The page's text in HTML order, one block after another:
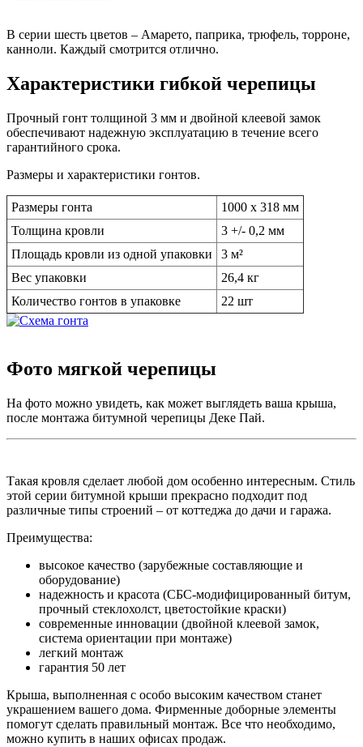
В серии шесть цветов – Амарето, паприка, трюфель, торроне,
канноли. Каждый смотрится отлично.
Характеристики гибкой черепицы
Прочный гонт толщиной 3 мм и двойной клеевой замок
обеспечивают надежную эксплуатацию в течение всего
гарантийного срока.
Размеры и характеристики гонтов.
Размеры гонта
1000 х 318 мм
Толщина кровли
3 +/- 0,2 мм
Площадь кровли из одной упаковки
3 м²
Вес упаковки
26,4 кг
Количество гонтов в упаковке
22 шт
Фото мягкой черепицы
На фото можно увидеть, как может выглядеть ваша крыша,
после монтажа битумной черепицы Деке Пай.
Такая кровля сделает любой дом особенно интересным. Стиль
этой серии битумной крыши прекрасно подходит под
различные типы строений – от коттеджа до дачи и гаража.
Преимущества:
высокое качество (зарубежные составляющие и
оборудование)
надежность и красота (СБС-модифицированный битум,
прочный стеклохолст, цветостойкие краски)
современные инновации (двойной клеевой замок,
система ориентации при монтаже)
легкий монтаж
гарантия 50 лет
Крыша, выполненная с особо высоким качеством станет
украшением вашего дома. Фирменные доборные элементы
помогут сделать правильный монтаж. Все что необходимо,
можно купить в наших офисах продаж.